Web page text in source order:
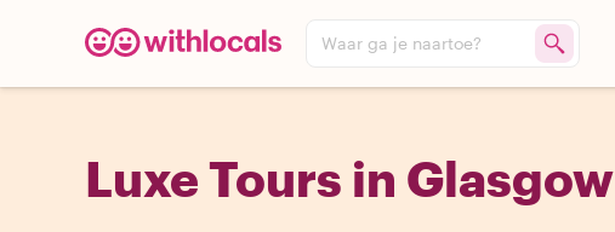
Waar ga je naartoe?
Luxe Tours in Glasgow